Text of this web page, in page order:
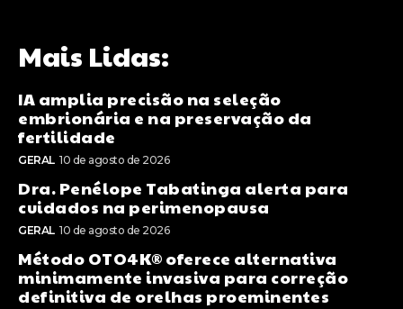
Mais Lidas:
IA amplia precisão na seleção
embrionária e na preservação da
fertilidade
GERAL 10 de agosto de 2026
Dra. Penélope Tabatinga alerta para
cuidados na perimenopausa
GERAL 10 de agosto de 2026
Método OTO4K®️ oferece alternativa
minimamente invasiva para correção
definitiva de orelhas proeminentes